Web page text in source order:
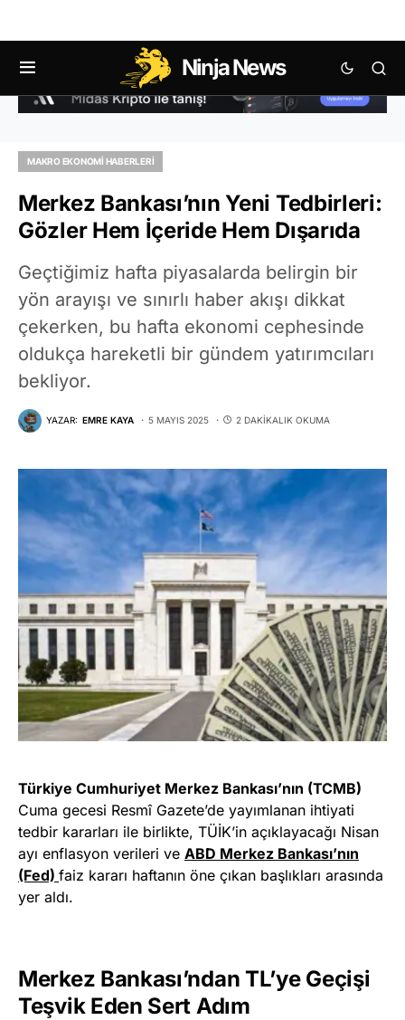
Ninja News
MAKRO EKONOMI HABERLERI
Merkez Bankası’nın Yeni Tedbirleri:
Gözler Hem İçeride Hem Dışarıda
Geçtiğimiz hafta piyasalarda belirgin bir
yön arayışı ve sınırlı haber akışı dikkat
çekerken, bu hafta ekonomi cephesinde
oldukça hareketli bir gündem yatırımcıları
bekliyor.
YAZAR: EMRE KAYA 5 MAYIS 2025 2 DAKIKALIK OKUMA
Türkiye Cumhuriyet Merkez Bankası’nın (TCMB)
Cuma gecesi Resmî Gazete’de yayımlanan ihtiyati
tedbir kararları ile birlikte, TÜİK’in açıklayacağı Nisan
ayı enflasyon verileri ve ABD Merkez Bankası’nın
(Fed) faiz kararı haftanın öne çıkan başlıkları arasında
yer aldı.
Merkez Bankası’ndan TL’ye Geçişi
Teşvik Eden Sert Adım